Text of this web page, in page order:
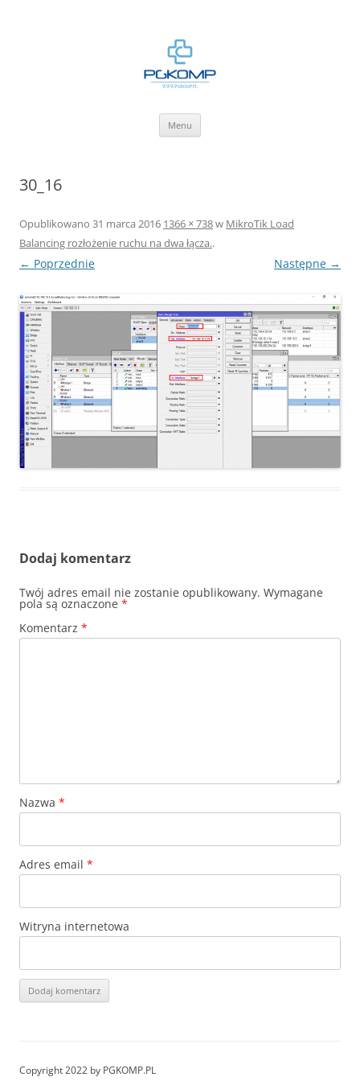
Menu
30_16
Opublikowano 31 marca 2016 1366 × 738w MikroTik Load
Balancing rozłożenie ruchu na dwa łącza..
← Poprzednie Następne →
Dodaj komentarz
Twój adres email nie zostanie opublikowany. Wymagane
pola są oznaczone *
Komentarz *
Nazwa *
Adres email *
Witryna internetowa
Copyright 2022 by PGKOMP.PL